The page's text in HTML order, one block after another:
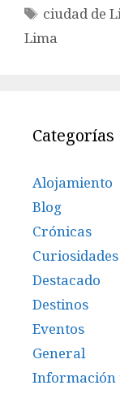
Etiquetas
ciudad de
Lima
Categorías
Alojamiento
Blog
Crónicas
Destacado
Destinos
Eventos
General
Información